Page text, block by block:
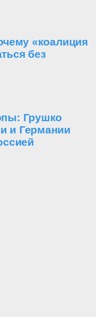
«коалиция
без
Грушко
и Германии